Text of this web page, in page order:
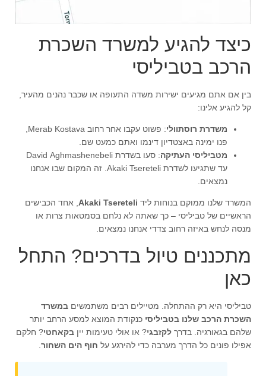
כיצד להגיע למשרד השכרת
הרכב בטביליסי
בין אם אתם מגיעים ישירות משדה התעופה או שכבר נהנים מהעיר,
קל להגיע אלינו:
משדרת רוסתוולי
פנו ימינה באצטדיון דינמו ואתם כמעט שם.
מטביליסי העתיקה
: סעו בשדרת David Aghmashenebeli
עד שתגיעו לשדרת Akaki Tsereteli. זה המקום שבו אנחנו
נמצאים.
המשרד שלנו ממוקם בנוחות ליד Akaki Tsereteli , אחד הכבישים
הראשיים של טביליסי – כך שאתה לא נלחם בסמטאות צרות או
מנסה לנחש באיזה רחוב צדדי אנחנו נמצאים.
מתכננים טיול בדרכים? התחל
כאן
טביליסי היא רק ההתחלה. מטיילים רבים משתמשים במשרד
השכרת הרכב שלנו בטביליסי כנקודת המוצא למסע הרחב יותר
שלהם בגאורגיה. בדרך לקזבגי? או אולי טעימות יין בקאחטי? חלקם
אפילו פונים כל הדרך מערבה כדי להירגע על חוף הים השחור